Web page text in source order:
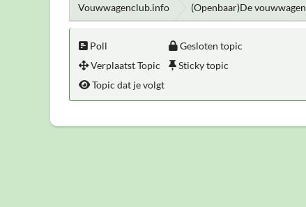
Vouwwagenclub.info (Openbaar)De vouwwagen
Poll
Verplaatst Topic
Gesloten topic
Sticky topic
Topic dat je volgt